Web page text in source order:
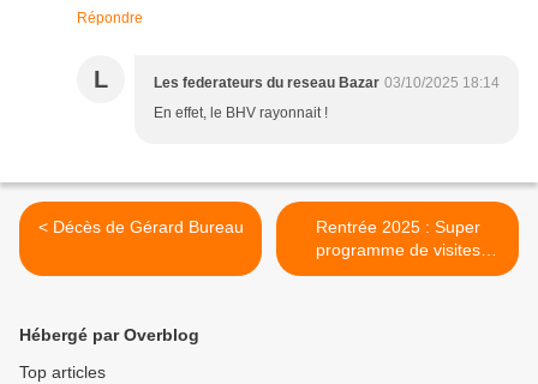
Répondre
L Les federateurs du reseau Bazar 03/10/2025 18:14
En effet, le BHV rayonnait !
< Décès de Gérard Bureau
Rentrée 2025 : Super
programme de visites
guidées avec Didier
Hébergé par Overblog
Top articles